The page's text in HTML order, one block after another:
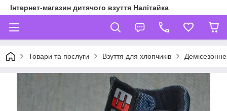
Інтернет-магазин дитячого взуття Налітайка
Товари та послуги Взуття для хлопчиків